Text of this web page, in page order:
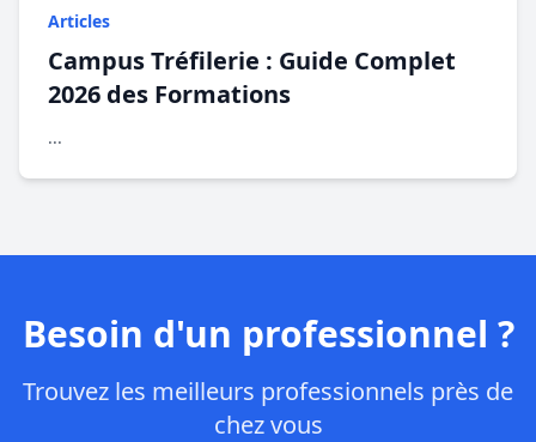
Articles
Campus Tréfilerie : Guide Complet
2026 des Formations
...
Besoin d'un professionnel ?
Trouvez les meilleurs professionnels près de
chez vous